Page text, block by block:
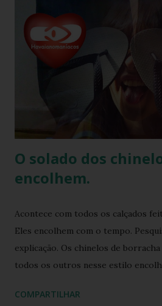
também oferece bolsas, mochilas e
sua presença na moda e na cultura
colaborado com diversas marcas e
dos anos, criando coleções
seus produtos. Amplamente
de responsabilidade social e
O solado dos
encolhem.
Acontece com todos os calçados
Eles encolhem com o tempo.
explicação. Os chinelos de
todos os outros nesse estilo
tanto do calor quanto do frio, ou
COMPARTILHAR